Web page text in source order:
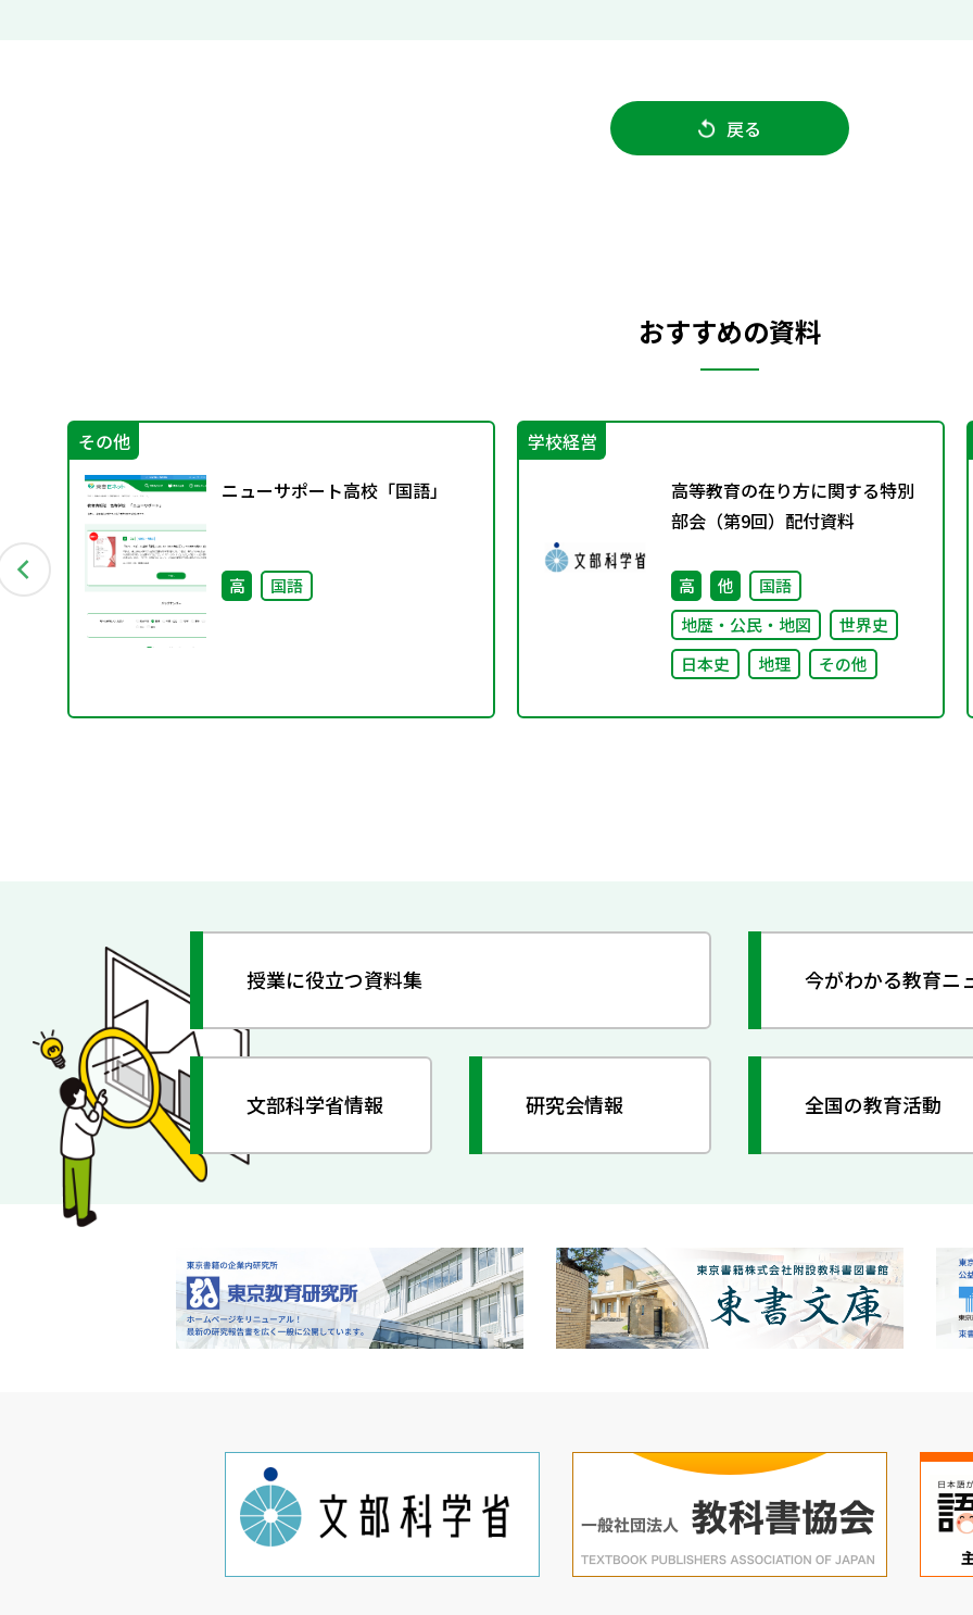
戻る
おすすめの資料
その他
ニューサポート高校「国語」
高 国語
学校経営
高等教育の在り方に関する特別
部会（第9回）配付資料
高 他
国語
地歴・公民・地図
世界史
日本史
地理 その他
授業に役立つ資料集 今がわかる教育ニ
文部科学省情報 研究会情報 全国の教育活動